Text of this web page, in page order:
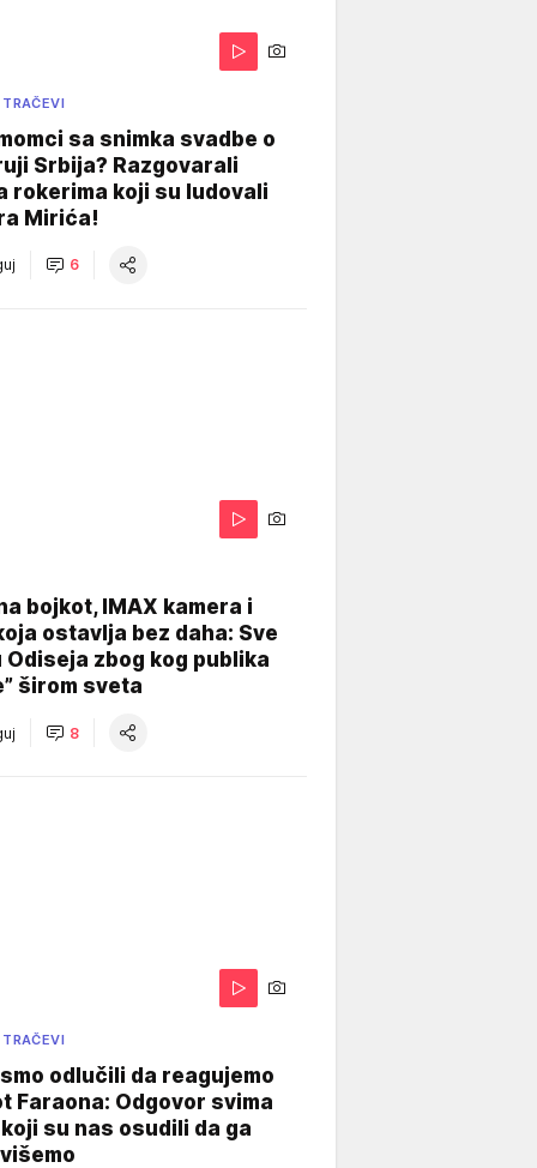
sa snimka svadbe o
Srbija? Razgovarali
rokerima koji su ludovali
Mirića!
6
bojkot, IMAX kamera i
ostavlja bez daha: Sve
Odiseja zbog kog publika
širom sveta
8
odlučili da reagujemo
Faraona: Odgovor svima
su nas osudili da ga